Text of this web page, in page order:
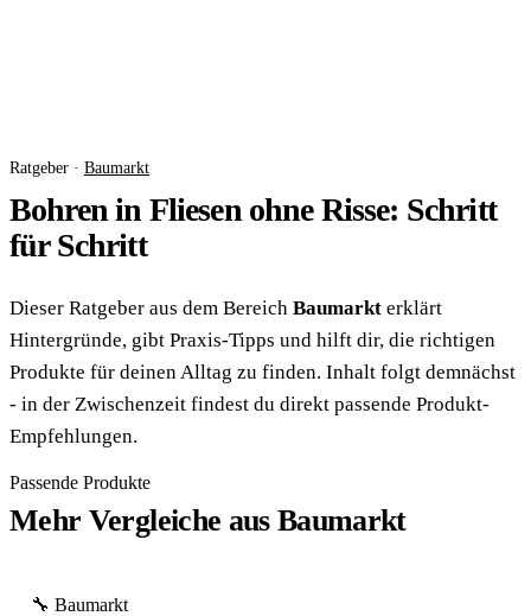
Ratgeber · Baumarkt
Bohren in Fliesen ohne Risse: Schritt
für Schritt
Dieser Ratgeber aus dem Bereich Baumarkt erklärt
Hintergründe, gibt Praxis-Tipps und hilft dir, die richtigen
Produkte für deinen Alltag zu finden. Inhalt folgt demnächst
- in der Zwischenzeit findest du direkt passende Produkt-
Empfehlungen.
Passende Produkte
Mehr Vergleiche aus Baumarkt
🔧 Baumarkt